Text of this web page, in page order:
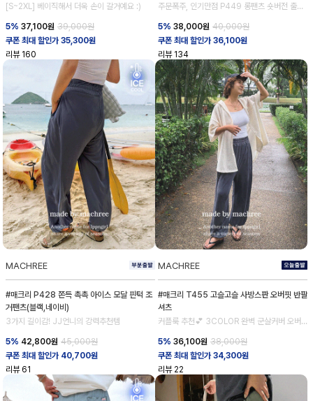
[S~2XL] 베이직해서 더욱 손이 갈거예요 :)
5% 37,100원 39,000원
쿠폰 최대 할인가 35,300원
리뷰 160
주문폭주, 인기만점 P449 롱팬츠 숏버전 출시!
5% 38,000원 40,000원
쿠폰 최대 할인가 36,100원
리뷰 134
MACHREE
#매크리 P428 쫀득 촉촉 아이스 모달 핀턱 조
거팬츠(블랙,네이비)
3가지 길이감! JJ언니의 강력추천템
5% 42,800원 45,000원
쿠폰 최대 할인가 40,700원
리뷰 61
MACHREE
#매크리 T455 고슬고슬 사방스판 오버핏 반팔
셔츠
커플룩 추천💕 3COLOR 완벽 군살커버 오버
5% 36,100원 38,000원
쿠폰 최대 할인가 34,300원
리뷰 22